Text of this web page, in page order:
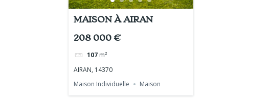
MAISON À AIRAN
208 000 €
107 m²
AIRAN, 14370
Maison Individuelle
Maison